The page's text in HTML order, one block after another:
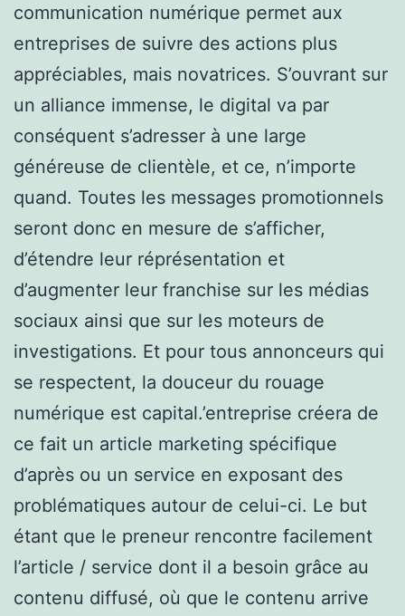
communication numérique permet aux
entreprises de suivre des actions plus
appréciables, mais novatrices. S’ouvrant sur
un alliance immense, le digital va par
conséquent s’adresser à une large
généreuse de clientèle, et ce, n’importe
quand. Toutes les messages promotionnels
seront donc en mesure de s’afficher,
d’étendre leur réprésentation et
d’augmenter leur franchise sur les médias
sociaux ainsi que sur les moteurs de
investigations. Et pour tous annonceurs qui
se respectent, la douceur du rouage
numérique est capital.’entreprise créera de
ce fait un article marketing spécifique
d’après ou un service en exposant des
problématiques autour de celui-ci. Le but
étant que le preneur rencontre facilement
l’article / service dont il a besoin grâce au
contenu diffusé, où que le contenu arrive